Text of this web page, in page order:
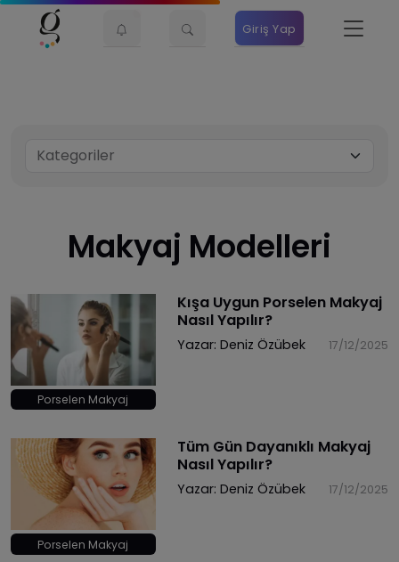
Giriş Yap
Makyaj Modelleri
Porselen Makyaj
Kışa Uygun Porselen Makyaj
Nasıl Yapılır?
Yazar: Deniz Özübek 17/12/2025
Porselen Makyaj
Tüm Gün Dayanıklı Makyaj
Nasıl Yapılır?
Yazar: Deniz Özübek 17/12/2025